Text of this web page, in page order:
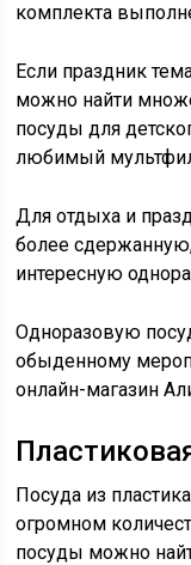
комплекта
Если праздник
можно найти
посуды для
любимый
Для отдыха и
более
интересную
Одноразовую
обыденному
онлайн-магазин
Посуда из
огромном
посуды можно